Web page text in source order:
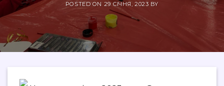
POSTED ON 29 СІЧНЯ, 2023 BY